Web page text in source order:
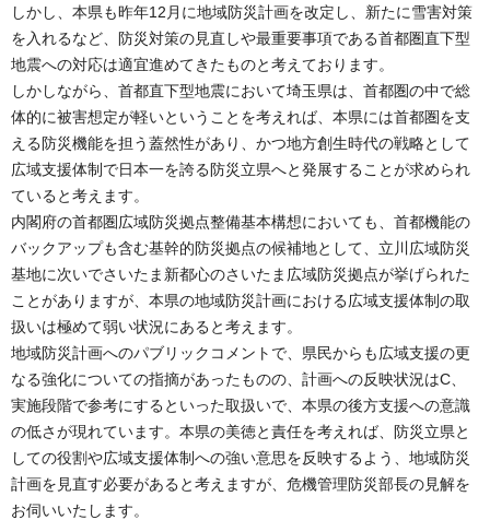
しかし、本県も昨年12月に地域防災計画を改定し、新たに雪害対策
を入れるなど、防災対策の見直しや最重要事項である首都圏直下型
地震への対応は適宜進めてきたものと考えております。
しかしながら、首都直下型地震において埼玉県は、首都圏の中で総
体的に被害想定が軽いということを考えれば、本県には首都圏を支
える防災機能を担う蓋然性があり、かつ地方創生時代の戦略として
広域支援体制で日本一を誇る防災立県へと発展することが求められ
ていると考えます。
内閣府の首都圏広域防災拠点整備基本構想においても、首都機能の
バックアップも含む基幹的防災拠点の候補地として、立川広域防災
基地に次いでさいたま新都心のさいたま広域防災拠点が挙げられた
ことがありますが、本県の地域防災計画における広域支援体制の取
扱いは極めて弱い状況にあると考えます。
地域防災計画へのパブリックコメントで、県民からも広域支援の更
なる強化についての指摘があったものの、計画への反映状況はC、
実施段階で参考にするといった取扱いで、本県の後方支援への意識
の低さが現れています。本県の美徳と責任を考えれば、防災立県と
しての役割や広域支援体制への強い意思を反映するよう、地域防災
計画を見直す必要があると考えますが、危機管理防災部長の見解を
お伺いいたします。